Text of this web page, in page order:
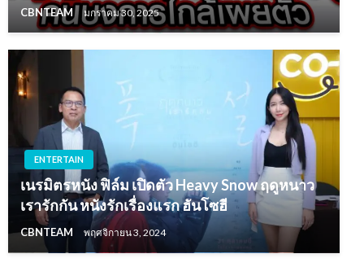
CBNTEAM มกราคม 30, 2025
ENTERTAIN
เนรมิตรหนัง ฟิล์ม เปิดตัว Heavy Snow ฤดูหนาว
เรารักกัน หนังรักเรื่องแรก ฮันโซฮี
CBNTEAM พฤศจิกายน 3, 2024